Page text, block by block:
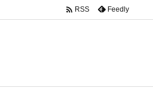
 RSS Feedly